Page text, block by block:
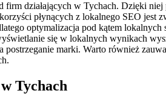
firm działających w Tychach. Dzięki
płynących z lokalnego SEO
optymalizacja pod kątem
się w lokalnych wynikach
marki. Warto również
Tychach